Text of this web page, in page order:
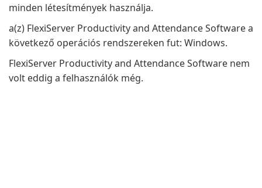
minden létesítmények használja.
a(z) FlexiServer Productivity and Attendance Software a
következő operációs rendszereken fut: Windows.
FlexiServer Productivity and Attendance Software nem
volt eddig a felhasználók még.